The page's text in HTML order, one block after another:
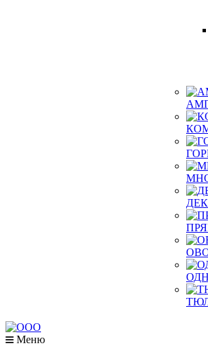
Меню